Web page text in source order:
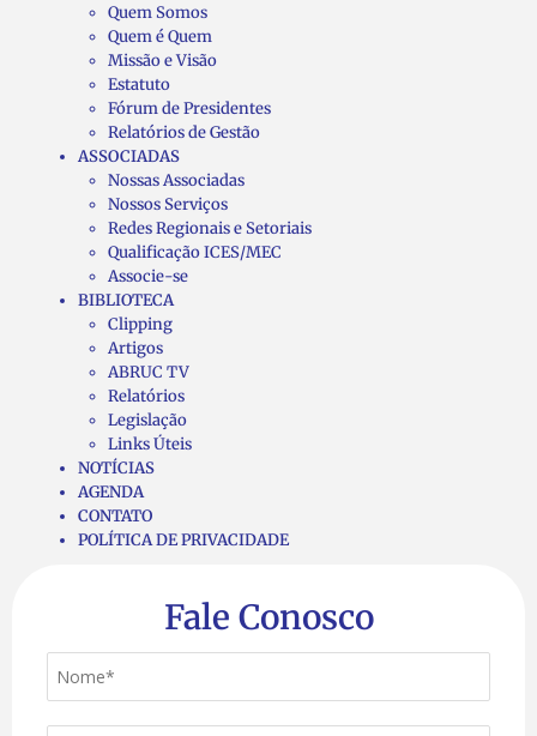
Quem Somos
Quem é Quem
Missão e Visão
Estatuto
Fórum de Presidentes
Relatórios de Gestão
ASSOCIADAS
Nossas Associadas
Nossos Serviços
Redes Regionais e Setoriais
Qualificação ICES/MEC
Associe-se
BIBLIOTECA
Clipping
Artigos
ABRUC TV
Relatórios
Legislação
Links Úteis
NOTÍCIAS
AGENDA
CONTATO
POLÍTICA DE PRIVACIDADE
Fale Conosco